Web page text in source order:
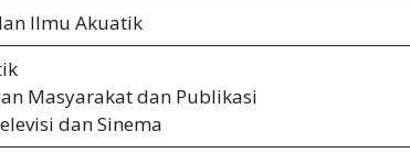
Ilmu Akuatik
Masyarakat dan Publikasi
dan Sinema